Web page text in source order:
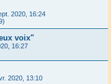
2020, 16:24
voix"
16:27
2020, 13:10